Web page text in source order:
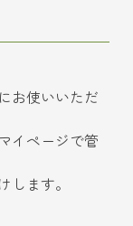
お使いいただ
イページで管
ます。